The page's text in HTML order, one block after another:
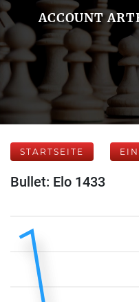
ACCOUNT
STARTSEITE
Bullet: Elo 1433